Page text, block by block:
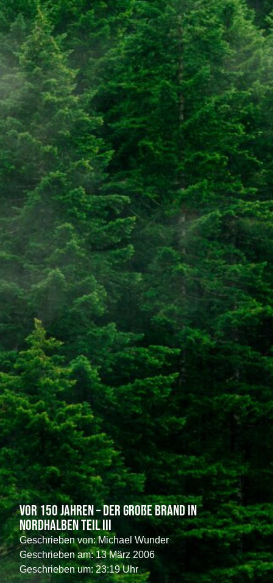
Vor 150 Jahren – der große Brand in
Nordhalben Teil III
Geschrieben von:Michael Wunder
Geschrieben am: 13 März 2006
Geschrieben um: 23:19 Uhr